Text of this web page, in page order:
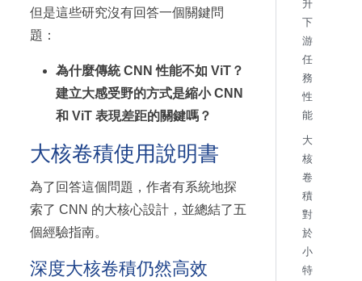
但是這些研究沒有回答一個關鍵問
題：
為什麼傳統 CNN 性能不如 ViT？
建立大感受野的方式是縮小 CNN
和 ViT 表現差距的關鍵嗎？
大核卷積使用說明書
為了回答這個問題，作者有系統地探
索了 CNN 的大核心設計，並總結了五
個經驗指南。
深度大核卷積仍然高效
升
下
游
任
務
性
能
大
核
卷
積
對
於
小
特